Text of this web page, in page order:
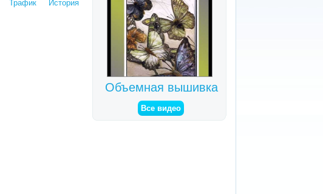
Объемная вышивка
Все видео
Трафик История